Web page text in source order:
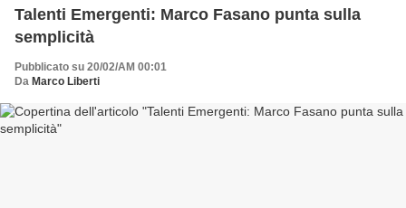
Talenti Emergenti: Marco Fasano punta sulla
semplicità
Pubblicato su 20/02/AM 00:01
Da Marco Liberti